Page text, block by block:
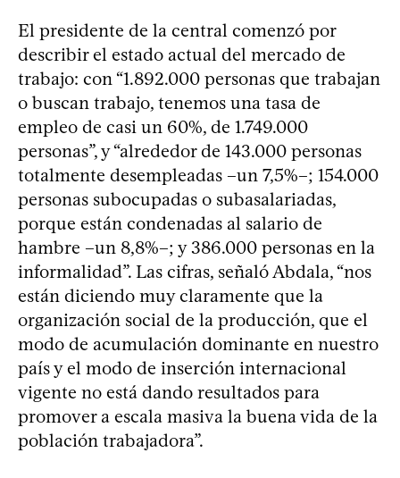
El presidente de la central comenzó por
describir el estado actual del mercado de
trabajo: con “1.892.000 personas que trabajan
o buscan trabajo, tenemos una tasa de
empleo de casi un 60%, de 1.749.000
personas”, y “alrededor de 143.000 personas
totalmente desempleadas –un 7,5%–; 154.000
personas subocupadas o subasalariadas,
porque están condenadas al salario de
hambre –un 8,8%–; y 386.000 personas en la
informalidad”. Las cifras, señaló Abdala, “nos
están diciendo muy claramente que la
organización social de la producción, que el
modo de acumulación dominante en nuestro
país y el modo de inserción internacional
vigente no está dando resultados para
promover a escala masiva la buena vida de la
población trabajadora”.